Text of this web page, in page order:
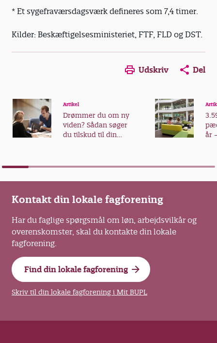
* Et sygefraværsdagsværk defineres som 7,4 timer.
Kilder: Beskæftigelsesministeriet, FTF, FLD og DST.
Udskriv Del
Artikel
Drømmer du om ny
viden? Sådan søger
du tilskud til din
år
Kontakt din lokale fagforening
Har du faglige spørgsmål om løn, arbejdsvilkår og
overenskomster, skal du kontakte din lokale
fagforening.
Find din lokale fagforening
Skriv til din lokale fagforening i Mit BUPL